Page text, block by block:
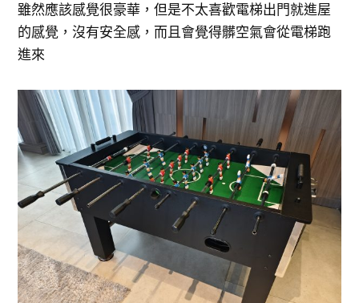
雖然應該感覺很豪華，但是不太喜歡電梯出門就進屋
的感覺，沒有安全感，而且會覺得髒空氣會從電梯跑
進來